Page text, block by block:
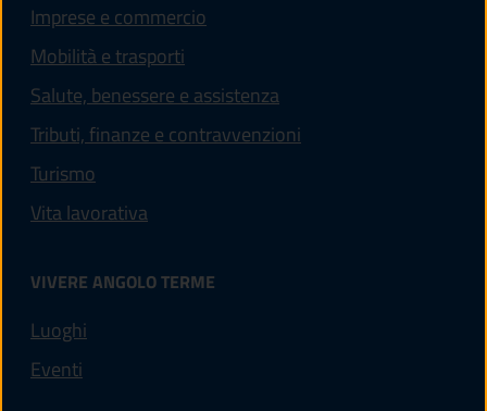
Imprese e commercio
Mobilità e trasporti
Salute, benessere e assistenza
Tributi, finanze e contravvenzioni
Turismo
Vita lavorativa
VIVERE ANGOLO TERME
Luoghi
Eventi